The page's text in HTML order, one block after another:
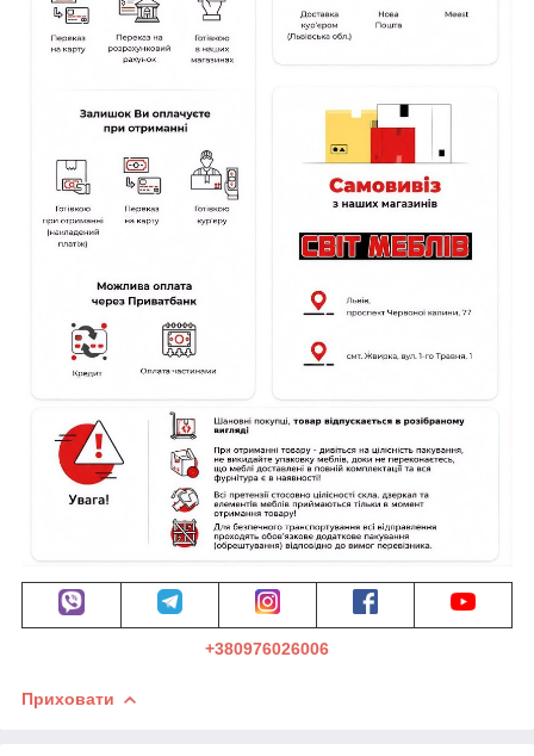
+380976026006
Приховати